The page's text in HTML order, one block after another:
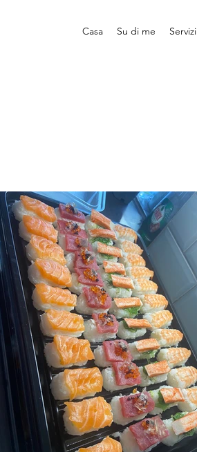
Casa Su di me Servizi